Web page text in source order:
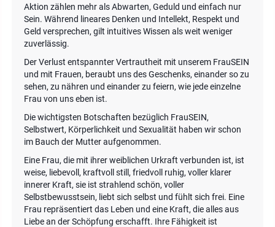
Aktion zählen mehr als Abwarten, Geduld und einfach nur
Sein. Während lineares Denken und Intellekt, Respekt und
Geld versprechen, gilt intuitives Wissen als weit weniger
zuverlässig.
Der Verlust entspannter Vertrautheit mit unserem FrauSEIN
und mit Frauen, beraubt uns des Geschenks, einander so zu
sehen, zu nähren und einander zu feiern, wie jede einzelne
Frau von uns eben ist.
Die wichtigsten Botschaften bezüglich FrauSEIN,
Selbstwert, Körperlichkeit und Sexualität haben wir schon
im Bauch der Mutter aufgenommen.
Eine Frau, die mit ihrer weiblichen Urkraft verbunden ist, ist
weise, liebevoll, kraftvoll still, friedvoll ruhig, voller klarer
innerer Kraft, sie ist strahlend schön, voller
Selbstbewusstsein, liebt sich selbst und fühlt sich frei. Eine
Frau repräsentiert das Leben und eine Kraft, die alles aus
Liebe an der Schöpfung erschafft. Ihre Fähigkeit ist